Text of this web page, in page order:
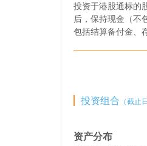
投资于港股通标的
后，保持现金（不
包括结算备付金、
投资组合 （截止
资产分布